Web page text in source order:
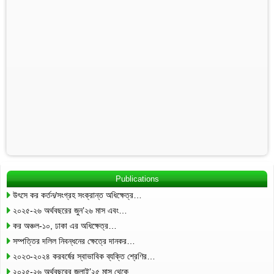
Publications
উৎসে কর কর্তন/সংগ্রহ সংক্রান্ত অধিক্ষেত্র…
২০২৫-২৬ অর্থবছরের জুন’২৬ মাস এবং…
কর অঞ্চল-১০, ঢাকা এর অধিক্ষেত্র…
সম্পত্তির দলিল নিবন্ধনের ক্ষেত্রে দানকর…
২০২৩-২০২৪ করবর্ষের স্বাভাবিক ব্যক্তি শ্রেণির…
২০২৫-২৬ অর্থবছরের জুলাই’২৫ মাস থেকে…